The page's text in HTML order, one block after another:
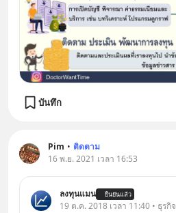
บันทึก
Pim • ติดตาม
16 พ.ย. 2021 เวลา 16:53
ลงทุนแมน ยืนยันแล้ว
19 ต.ค. 2018 เวลา 11:40 • ธุรกิจ